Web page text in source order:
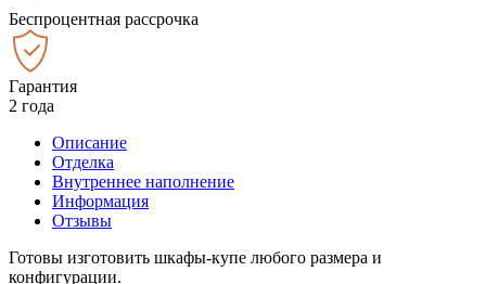
Беспроцентная рассрочка
Гарантия
2 года
Описание
Отделка
Внутреннее наполнение
Информация
Отзывы
Готовы изготовить шкафы-купе любого размера и
конфигурации.